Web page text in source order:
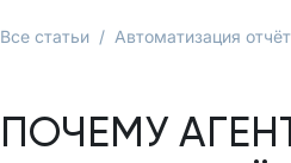
Все статьи / Автоматизация
ПОЧЕМУ